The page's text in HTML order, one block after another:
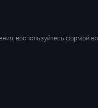
воспользуйтесь формой